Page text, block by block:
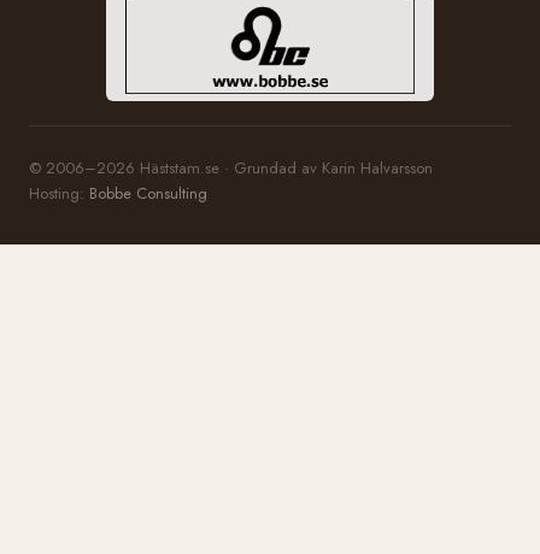
© 2006–2026 Häststam.se · Grundad av Karin Halvarsson
Hosting: Bobbe Consulting